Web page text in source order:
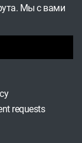
Мы с вами
requests